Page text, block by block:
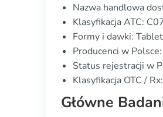
Nazwa handlowa
Klasyfikacja ATC:
Formy i dawki:
Producenci w
Status rejestracji w
Klasyfikacja OTC /
Główne